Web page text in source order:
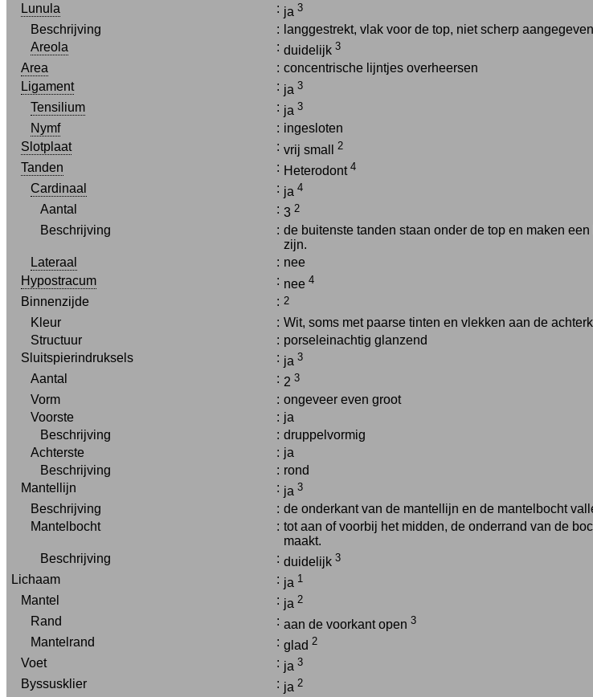
Lunula : ja 3
Beschrijving : langgestrekt, vlak voor de top, niet scherp aangegeven
Areola
: duidelijk 3
Area : concentrische lijntjes overheersen
Ligament
: ja 3
Tensilium : ja 3
Nymf : ingesloten
Slotplaat
: vrij small 2
Tanden : Heterodont 4
Cardinaal : ja 4
Aantal : 3 2
Beschrijving : de buitenste tanden staan onder de top en maken
zijn.
Lateraal
: nee
Hypostracum
: nee 4
Binnenzijde : 2
Kleur : Wit, soms met paarse tinten en vlekken aan de
Structuur
: porseleinachtig glanzend
Sluitspierindruksels
: ja 3
Aantal : 2 3
Vorm : ongeveer even groot
Voorste
: ja
Beschrijving
: druppelvormig
Achterste
: ja
Beschrijving
: rond
Mantellijn
: ja 3
Beschrijving : de onderkant van de mantellijn en de mantelbocht
Mantelbocht
: tot aan of voorbij het midden, de onderrand van de
maakt.
Beschrijving
: duidelijk 3
Lichaam : ja 1
Mantel : ja 2
Rand : aan de voorkant open 3
Mantelrand : glad 2
Voet : ja 3
Byssusklier : ja 2